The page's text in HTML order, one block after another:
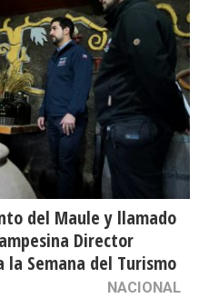
del Maule y llamado
Director
la Semana del Turismo
NACIONAL